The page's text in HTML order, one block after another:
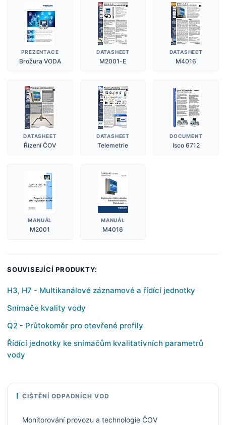
PREZENTACE
Brožura VODA
DATASHEET
M2001-E
DATASHEET
M4016
DATASHEET
Řízení ČOV
DATASHEET
Telemetrie
DOCUMENT
Isco 6712
MANUÁL
M2001
MANUÁL
M4016
SOUVISEJÍCÍ PRODUKTY:
H3, H7 - Multikanálové záznamové a řídící jednotky
Snímače kvality vody
Q2 - Průtokoměr pro otevřené profily
Řídící jednotky ke snímačům kvalitativních parametrů
vody
ČIŠTĚNÍ ODPADNÍCH VOD
Monitorování provozu a technologie ČOV